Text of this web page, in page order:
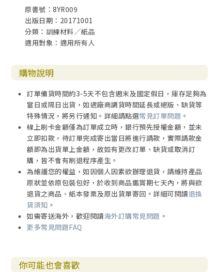
原書號：8YR009
出版日期：20171001
分類：訓練材料／紙品
適用對象：適用所有人
購物說明
訂單備貨時間約3-5天不包含週末及國定假日，庫存足夠為
當日或隔日出貨，如遇廠商調貨時間延長或絕版、缺貨等
特殊情況，將另行通知。詳細請點選常見訂單問題 。
線上刷卡金額僅為訂單成立時，銀行預先授權金額，並未
立即扣款，待訂單完成寄出當日將進行請款，實際請款金
額即為出貨單上金額，故如有更改訂單、缺貨或取消訂
購，皆不會有刷退程序產生。
為維護您的權益，如因個人因素欲辦理退貨，請維持產品
原狀並依原包裝包好，於收到商品鑑賞期七天內，將與欲
退貨之商品、紙本發票及原出貨單寄回。詳細可閱讀退換
貨須知 。
如需寄送海外，歡迎閱讀海外訂購常見問題 。
更多常見問題FAQ
你可能也會喜歡